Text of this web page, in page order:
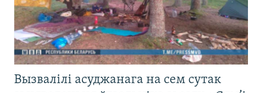
Вызвалілі асуджанага на сем сутак